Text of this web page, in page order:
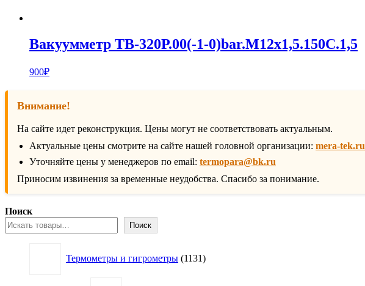
Вакуумметр ТВ-320Р.00(-1-0)bar.М12х1,5.150С.1,5
900₽
Внимание!
На сайте идет реконструкция. Цены могут не соответствовать актуальным.
Актуальные цены смотрите на сайте нашей головной организации: mera-tek.ru
Уточняйте цены у менеджеров по email: termopara@bk.ru
Приносим извинения за временные неудобства. Спасибо за понимание.
Поиск
Поиск
Термометры и гигрометры 1131товар